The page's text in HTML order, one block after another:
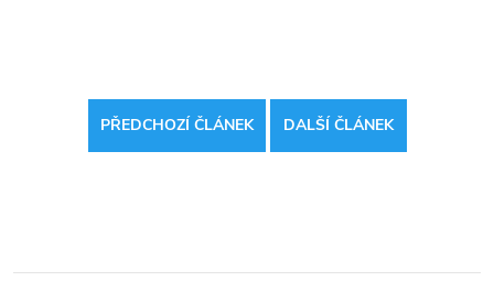
PŘEDCHOZÍ ČLÁNEK DALŠÍ ČLÁNEK